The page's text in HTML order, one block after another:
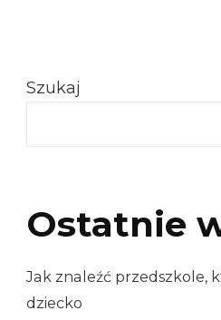
Szukaj
Ostatnie
Jak znaleźć przedszkole,
dziecko